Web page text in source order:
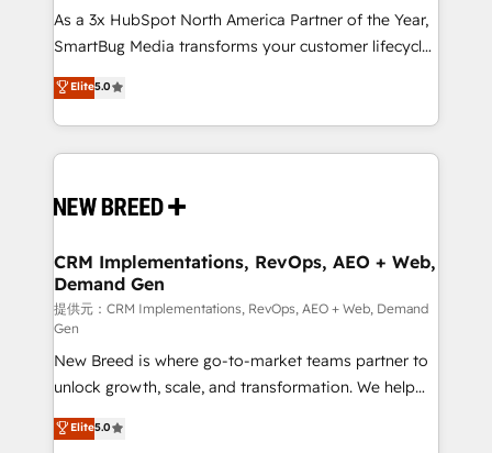
提供。 ▸ 既存CRM・MAからの移行支援：Salesforce・
Marketo・Pardot等からの移行、カスタム設計、履歴
Perplexity等のAI検索からの流入・引用を前提にコンテ
ンツとサイト構造を最適化。 🏆 なぜ100incを選ぶの
ISO9001:2015 取得 ✓ 400社以上の導入実績 ✓
HubSpot大百科 出版 CRM・AI活用に関するご相談、現
せください。
custom AI agents, and high-integrity migrations for
total reporting clarity. Security & Compliance: SOC 2
security. 🏆 Why Bluleadz? GTM OS Partner | 16+
Years Experience | 1,000+ Five-Star Reviews
As a 3x HubSpot North America Partner of the Year,
SmartBug Media transforms your customer lifecycle
into a revenue engine. Our unified ecosystem
includes specialized divisions Globalia (AI &
Software) and Point Success Media (Paid Media),
making this the official home for all three brands. 🔄
and system integrations powered by Globalia’s
trainers to drive platform adoption. 📈 Revenue
Generation - Full-funnel marketing and high-
performance advertising via Point Success Media. -
Expert deployment of Breeze AI and custom agents
to automate growth. 🏆 Elite Excellence - 8 platform
accreditations and deep HIPAA-compliance
expertise. - A team of 250+ experts dedicated to
your resilient growth.
Elite5.0
CRM Implementations, RevOps, AEO + Web,
Demand Gen
提供元：CRM Implementations, RevOps, AEO + Web, Demand
Gen
New Breed is where go-to-market teams partner to
unlock growth, scale, and transformation. We help
companies activate HubSpot’s AI-powered
customer platform and operationalize HubSpot’s
Elite5.0